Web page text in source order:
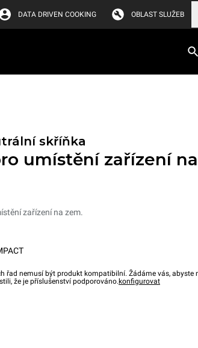
DATA DRIVEN COOKING OBLAST SLUŽEB
skříňka
umístění zařízení
zařízení na zem.
řad nemusí být produkt kompatibilní. Žádáme vás, abyste
že je příslušenství podporováno. konfigurovat